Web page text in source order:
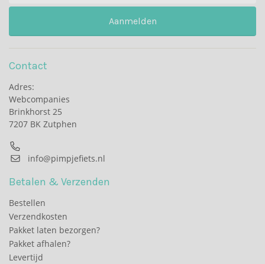
Aanmelden
Contact
Adres:
Webcompanies
Brinkhorst 25
7207 BK Zutphen
info@pimpjefiets.nl
Betalen & Verzenden
Bestellen
Verzendkosten
Pakket laten bezorgen?
Pakket afhalen?
Levertijd